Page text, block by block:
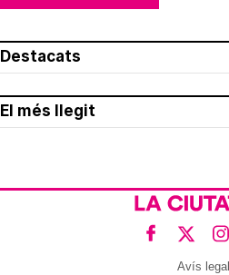
Destacats
El més llegit
Avís legal